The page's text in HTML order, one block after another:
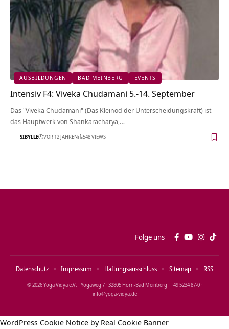
AUSBILDUNGEN BAD MEINBERG EVENTS
Intensiv F4: Viveka Chudamani 5.-14. September
Das "Viveka Chudamani" (Das Kleinod der Unterscheidungskraft) ist
das Hauptwerk von Shankaracharya,…
SIBYLLE VOR 12 JAHREN 548 VIEWS
Folge uns
© 2026 Yoga Vidya e.V. · Yogaweg 7 · 32805 Horn‑Bad Meinberg · +49 5234 87‑0 ·
info@yoga‑vidya.de
Datenschutz Impressum Haftungsausschluss Sitemap RSS
WordPress Cookie Notice by Real Cookie Banner